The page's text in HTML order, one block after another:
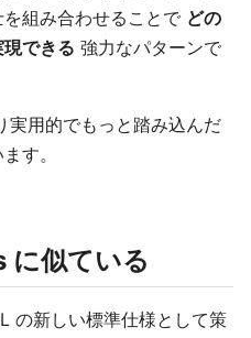
組み合わせることで どの
できる 強力なパターンで
実用的でもっと踏み込んだ
す。
似ている
の新しい標準仕様として策